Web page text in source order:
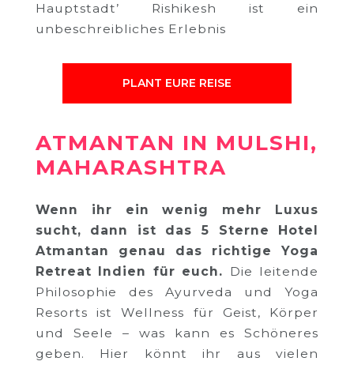
Hauptstadt’ Rishikesh ist ein
unbeschreibliches Erlebnis
PLANT EURE REISE
ATMANTAN IN MULSHI,
MAHARASHTRA
Wenn ihr ein wenig mehr Luxus
sucht, dann ist das 5 Sterne Hotel
Atmantan genau das richtige Yoga
Retreat Indien für euch. Die leitende
Philosophie des Ayurveda und Yoga
Resorts ist Wellness für Geist, Körper
und Seele – was kann es Schöneres
geben. Hier könnt ihr aus vielen